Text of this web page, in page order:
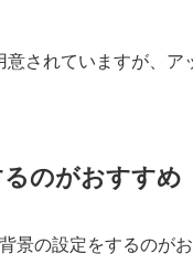
されていますが、ア
のがおすすめ
景の設定をするのが